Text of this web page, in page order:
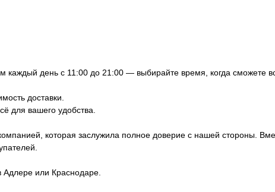
день с 11:00 до 21:00 — выбирайте время, когда сможете
доставки.
для вашего удобства.
которая заслужила полное доверие с нашей стороны.
Адлере или Краснодаре.